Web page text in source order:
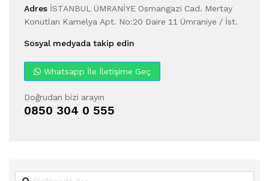
Adres İSTANBUL ÜMRANİYE Osmangazi Cad. Mertay
Konutları Kamelya Apt. No:20 Daire 11 Ümraniye / İst.
Sosyal medyada takip edin
Whatsapp İle İletişime Geç
Doğrudan bizi arayın
0850 304 0 555